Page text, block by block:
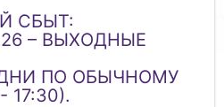
СБЫТ:
– ВЫХОДНЫЕ
ПО ОБЫЧНОМУ
17:30).